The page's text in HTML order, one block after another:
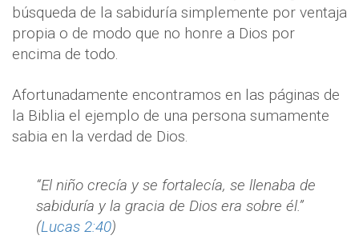
búsqueda de la sabiduría simplemente por ventaja
propia o de modo que no honre a Dios por
encima de todo.
Afortunadamente encontramos en las páginas de
la Biblia el ejemplo de una persona sumamente
sabia en la verdad de Dios.
“El niño crecía y se fortalecía, se llenaba de
sabiduría y la gracia de Dios era sobre él.”
(Lucas 2:40)